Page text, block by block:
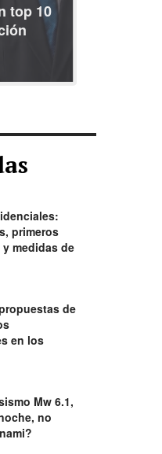
top 10
primeros
medidas de
de
en los
Mw 6.1,
no